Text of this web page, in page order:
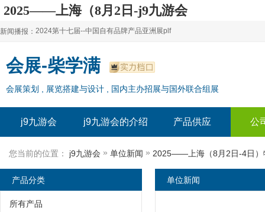
2025——上海（8月2日-j9九游会
新闻播报：
2024上海自有品牌展--百货展|食品展 零售展|oem展
2024全球自有--品牌产品亚洲展（plf）
2024上海自有品牌展--2024上海oem 贴牌代加工展
2024第十七届--中国自有品牌产品亚洲展plf
2024全球自有--品牌产品亚洲展（plf）
2024年上海--第17届自有品牌展
会展-柴学满
会展策划 , 展览搭建与设计 , 国内主办招展与国外联合组展
j9九游会 j9九游会的介绍 产品供应 公
您当前的位置： j9九游会 » 单位新闻 » 2025——上海（8月2日-4日）
单位新闻
产品分类
所有产品